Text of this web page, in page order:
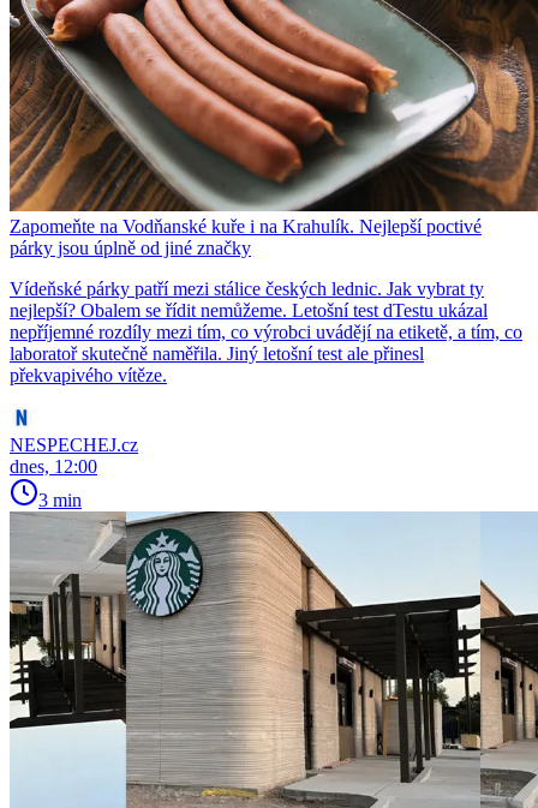
Zapomeňte na Vodňanské kuře i na Krahulík. Nejlepší poctivé
párky jsou úplně od jiné značky
Vídeňské párky patří mezi stálice českých lednic. Jak vybrat ty
nejlepší? Obalem se řídit nemůžeme. Letošní test dTestu ukázal
nepříjemné rozdíly mezi tím, co výrobci uvádějí na etiketě, a tím, co
laboratoř skutečně naměřila. Jiný letošní test ale přinesl
překvapivého vítěze.
NESPECHEJ.cz
dnes, 12:00
3 min